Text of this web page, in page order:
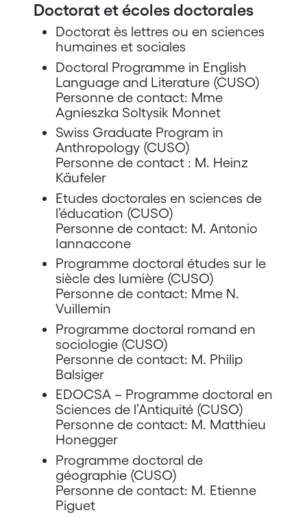
Doctorat et écoles doctorales
Doctorat ès lettres ou en sciences
humaines et sociales
Doctoral Programme in English
Language and Literature (CUSO)
Personne de contact: Mme
Agnieszka Soltysik Monnet
Swiss Graduate Program in
Anthropology (CUSO)
Personne de contact : M. Heinz
Käufeler
Etudes doctorales en sciences de
l’éducation (CUSO)
Personne de contact: M. Antonio
Iannaccone
Programme doctoral études sur le
siècle des lumière (CUSO)
Personne de contact: Mme N.
Vuillemin
Programme doctoral romand en
sociologie (CUSO)
Personne de contact: M. Philip
Balsiger
EDOCSA – Programme doctoral en
Sciences de l’Antiquité (CUSO)
Personne de contact: M. Matthieu
Honegger
Programme doctoral de
géographie (CUSO)
Personne de contact: M. Etienne
Piguet